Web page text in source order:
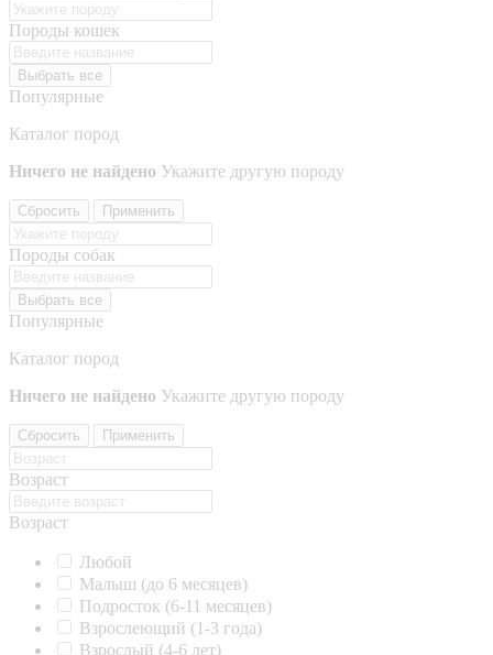
Породы кошек
Выбрать все
Популярные
Каталог пород
Ничего не найдено Укажите другую породу
Сбросить Применить
Породы собак
Выбрать все
Популярные
Каталог пород
Ничего не найдено Укажите другую породу
Сбросить Применить
Возраст
Возраст
Любой
Малыш (до 6 месяцев)
Подросток (6-11 месяцев)
Взрослеющий (1-3 года)
Взрослый (4-6 лет)